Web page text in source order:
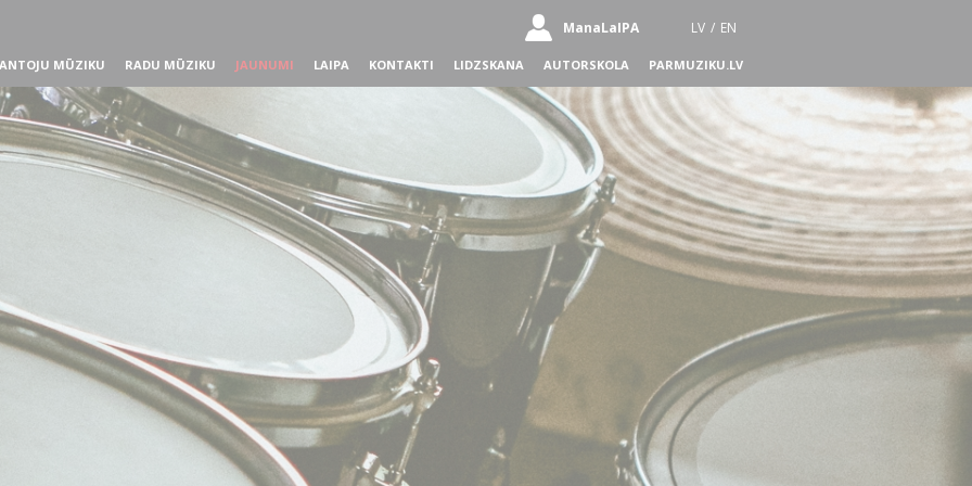
ManaLaIPA LV / EN
MŪZIKU RADU MŪZIKU JAUNUMI LAIPA KONTAKTI LIDZSKANA AUTORSKOLA PARMUZIKU.LV